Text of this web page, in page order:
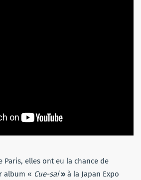
Paris, elles ont eu la chance de
album « Cue-sai» à la Japan Expo